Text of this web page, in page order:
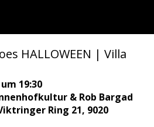
HALLOWEEN | Villa
19:30
& Rob Bargad
Ring 21, 9020